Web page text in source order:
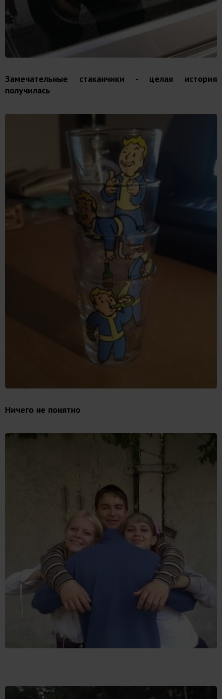
Замечательные стаканчики - целая история
получилась
Ничего не понятно